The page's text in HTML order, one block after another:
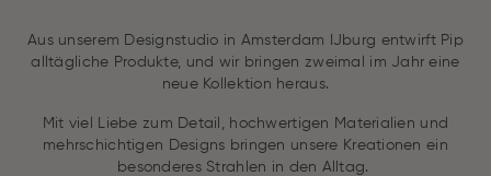
Aus unserem Designstudio in Amsterdam IJburg entwirft Pip
alltägliche Produkte, und wir bringen zweimal im Jahr eine
neue Kollektion heraus.
Mit viel Liebe zum Detail, hochwertigen Materialien und
mehrschichtigen Designs bringen unsere Kreationen ein
besonderes Strahlen in den Alltag.